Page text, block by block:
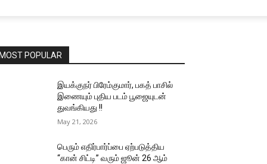
MOST POPULAR
இயக்குநர் பிரேம்குமார், பகத் பாசில்
இணையும் புதிய படம் பூஜையுடன்
துவங்கியது !!
May 21, 2026
பெரும் எதிர்பார்ப்பை ஏற்படுத்திய
“கான் சிட்டி” வரும் ஜூன் 26 ஆம்